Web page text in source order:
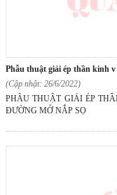
phẫu thuật giải ép thần kinh
(Cập nhật: 26/6/2022)
PHẪU THUẬT GIẢI ÉP
ĐƯỜNG MỞ NẮP SỌ